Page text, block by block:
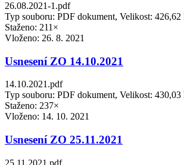
26.08.2021-1.pdf
Typ souboru: PDF dokument, Velikost: 426,62
Staženo: 211×
Vloženo: 26. 8. 2021
Usnesení ZO 14.10.2021
14.10.2021.pdf
Typ souboru: PDF dokument, Velikost: 430,03
Staženo: 237×
Vloženo: 14. 10. 2021
Usnesení ZO 25.11.2021
25.11.2021.pdf